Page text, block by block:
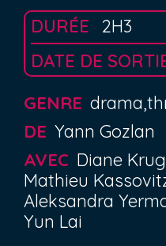
DURÉE
2H3
DATE DE
GENRE
DE Yann Gozlan
AVEC Diane
Mathieu
Aleksandra
Yun Lai